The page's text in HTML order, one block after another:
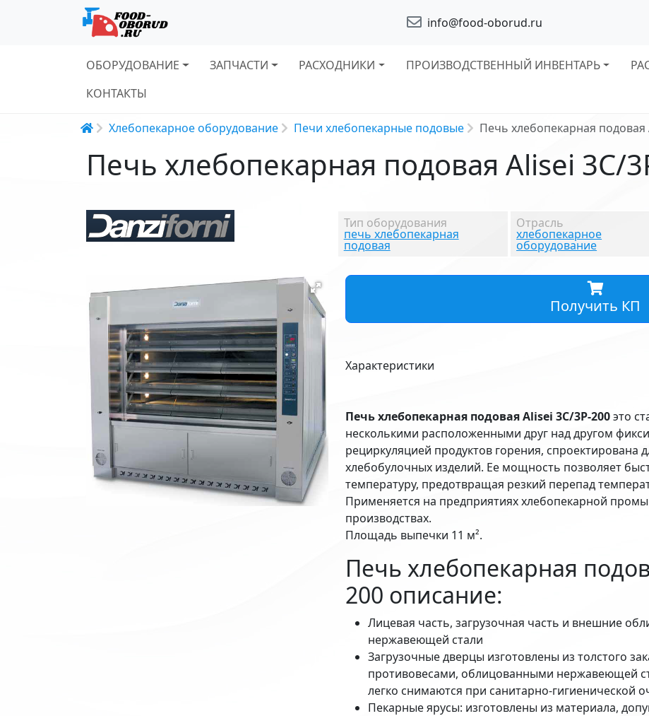
info@food-oborud.ru
Основная навигация
ОБОРУДОВАНИЕ ЗАПЧАСТИ РАСХОДНИКИ ПРОИЗВОДСТВЕННЫЙ ИНВЕНТАРЬ
КОНТАКТЫ
Строка навигации
Хлебопекарное оборудование Печи хлебопекарные подовые Печь хлебопекарная подовая
Печь хлебопекарная подовая Alisei 3С/
Тип оборудования
печь хлебопекарная
подовая
Отрасль
хлебопекарное
оборудование
Получить КП
Характеристики
Печь хлебопекарная подовая Alisei 3С/3P-200это
несколькими расположенными друг над другом
рециркуляцией продуктов горения, спроектирована
хлебобулочных изделий. Ее мощность позволяет
температуру, предотвращая резкий перепад
Применяется на предприятиях хлебопекарной
производствах.
Площадь выпечки 11 м².
Печь хлебопекарная
200 описание:
Лицевая часть, загрузочная часть и внешние
нержавеющей стали
Загрузочные дверцы изготовлены из толстого
противовесами, облицованными нержавеющей
легко снимаются при санитарно-гигиенической
Пекарные ярусы: изготовлены из материала,